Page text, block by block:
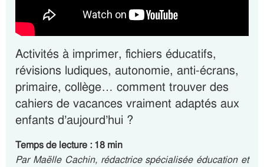
Activités à imprimer, fichiers éducatifs,
révisions ludiques, autonomie, anti-écrans,
primaire, collège… comment trouver des
cahiers de vacances vraiment adaptés aux
enfants d’aujourd’hui ?
Temps de lecture : 18 min
Par Maëlle Cachin, rédactrice spécialisée éducation et